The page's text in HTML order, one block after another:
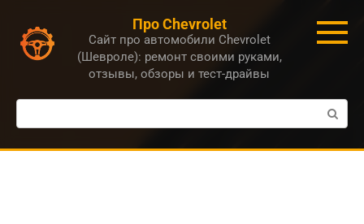
контенту
Про Chevrolet
Сайт про автомобили Chevrolet
(Шевроле): ремонт своими руками,
отзывы, обзоры и тест-драйвы
Поиск: